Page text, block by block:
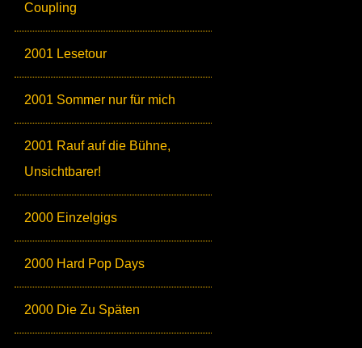
Coupling
2001 Lesetour
2001 Sommer nur für mich
2001 Rauf auf die Bühne,
Unsichtbarer!
2000 Einzelgigs
2000 Hard Pop Days
2000 Die Zu Späten